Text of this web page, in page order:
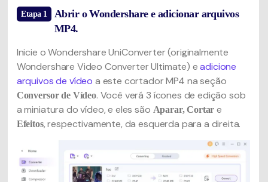
Etapa 1
Abrir o Wondershare e adicionar arquivos
MP4.
Inicie o Wondershare UniConverter (originalmente
Wondershare Video Converter Ultimate) eadicione
arquivos de vídeo a este cortador MP4 na seção
Conversor de Vídeo. Você verá 3 ícones de edição sob
a miniatura do vídeo, e eles são Aparar, Cortar e
Efeitos, respectivamente, da esquerda para a direita.